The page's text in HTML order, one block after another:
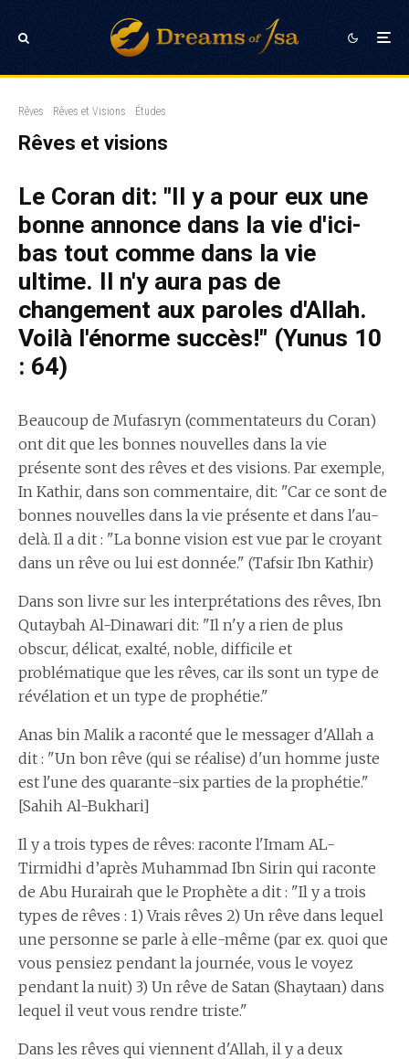
Rêves Rêves et Visions Études
Rêves et visions
Le Coran dit: "Il y a pour eux une
bonne annonce dans la vie d'ici-
bas tout comme dans la vie
ultime. Il n'y aura pas de
changement aux paroles d'Allah.
Voilà l'énorme succès!" (Yunus 10
: 64)
Beaucoup de Mufasryn (commentateurs du Coran)
ont dit que les bonnes nouvelles dans la vie
présente sont des rêves et des visions. Par exemple,
In Kathir, dans son commentaire, dit: "Car ce sont de
bonnes nouvelles dans la vie présente et dans l'au-
delà. Il a dit : "La bonne vision est vue par le croyant
dans un rêve ou lui est donnée." (Tafsir Ibn Kathir)
Dans son livre sur les interprétations des rêves, Ibn
Qutaybah Al-Dinawari dit: "Il n'y a rien de plus
obscur, délicat, exalté, noble, difficile et
problématique que les rêves, car ils sont un type de
révélation et un type de prophétie."
Anas bin Malik a raconté que le messager d'Allah a
dit : "Un bon rêve (qui se réalise) d'un homme juste
est l'une des quarante-six parties de la prophétie."
[Sahih Al-Bukhari]
Il y a trois types de rêves: raconte l'Imam AL-
Tirmidhi d’après Muhammad Ibn Sirin qui raconte
de Abu Hurairah que le Prophète a dit : "Il y a trois
types de rêves : 1) Vrais rêves 2) Un rêve dans lequel
une personne se parle à elle-même (par ex. quoi que
vous pensiez pendant la journée, vous le voyez
pendant la nuit) 3) Un rêve de Satan (Shaytaan) dans
lequel il veut vous rendre triste."
Dans les rêves qui viennent d'Allah, il y a deux